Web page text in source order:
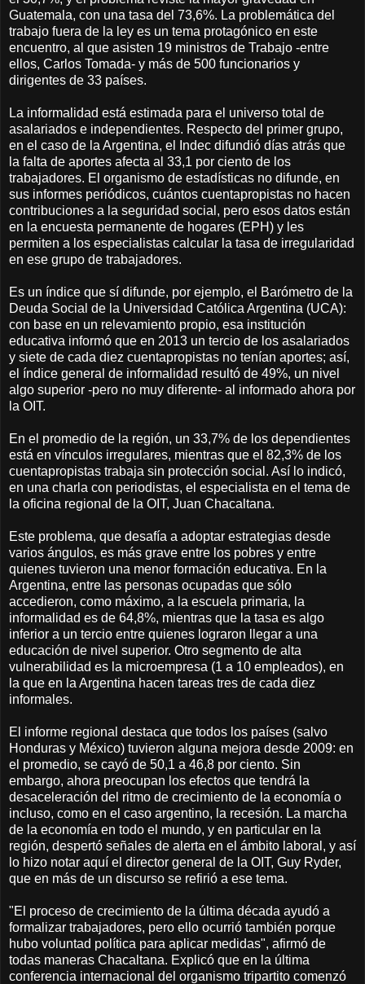
Guatemala, con una tasa del 73,6%. La problemática del
trabajo fuera de la ley es un tema protagónico en este
encuentro, al que asisten 19 ministros de Trabajo -entre
ellos, Carlos Tomada- y más de 500 funcionarios y
dirigentes de 33 países.
La informalidad está estimada para el universo total de
asalariados e independientes. Respecto del primer grupo,
en el caso de la Argentina, el Indec difundió días atrás que
la falta de aportes afecta al 33,1 por ciento de los
trabajadores. El organismo de estadísticas no difunde, en
sus informes periódicos, cuántos cuentapropistas no hacen
contribuciones a la seguridad social, pero esos datos están
en la encuesta permanente de hogares (EPH) y les
permiten a los especialistas calcular la tasa de irregularidad
en ese grupo de trabajadores.
Es un índice que sí difunde, por ejemplo, el Barómetro de la
Deuda Social de la Universidad Católica Argentina (UCA):
con base en un relevamiento propio, esa institución
educativa informó que en 2013 un tercio de los asalariados
y siete de cada diez cuentapropistas no tenían aportes; así,
el índice general de informalidad resultó de 49%, un nivel
algo superior -pero no muy diferente- al informado ahora por
la OIT.
En el promedio de la región, un 33,7% de los dependientes
está en vínculos irregulares, mientras que el 82,3% de los
cuentapropistas trabaja sin protección social. Así lo indicó,
en una charla con periodistas, el especialista en el tema de
la oficina regional de la OIT, Juan Chacaltana.
Este problema, que desafía a adoptar estrategias desde
varios ángulos, es más grave entre los pobres y entre
quienes tuvieron una menor formación educativa. En la
Argentina, entre las personas ocupadas que sólo
accedieron, como máximo, a la escuela primaria, la
informalidad es de 64,8%, mientras que la tasa es algo
inferior a un tercio entre quienes lograron llegar a una
educación de nivel superior. Otro segmento de alta
vulnerabilidad es la microempresa (1 a 10 empleados), en
la que en la Argentina hacen tareas tres de cada diez
informales.
El informe regional destaca que todos los países (salvo
Honduras y México) tuvieron alguna mejora desde 2009: en
el promedio, se cayó de 50,1 a 46,8 por ciento. Sin
embargo, ahora preocupan los efectos que tendrá la
desaceleración del ritmo de crecimiento de la economía o
incluso, como en el caso argentino, la recesión. La marcha
de la economía en todo el mundo, y en particular en la
región, despertó señales de alerta en el ámbito laboral, y así
lo hizo notar aquí el director general de la OIT, Guy Ryder,
que en más de un discurso se refirió a ese tema.
"El proceso de crecimiento de la última década ayudó a
formalizar trabajadores, pero ello ocurrió también porque
hubo voluntad política para aplicar medidas", afirmó de
todas maneras Chacaltana. Explicó que en la última
conferencia internacional del organismo tripartito comenzó